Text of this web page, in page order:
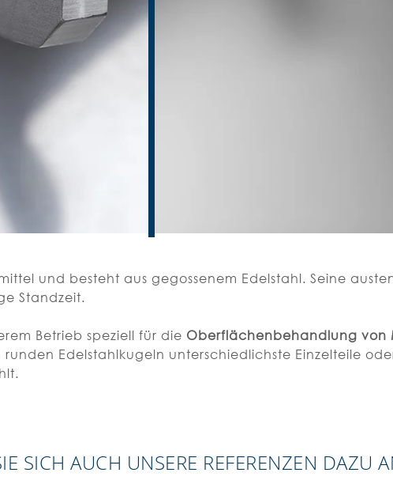
und besteht aus gegossenem Edelstahl. Seine
Standzeit.
Betrieb speziell für die Oberflächenbehandlung von
Edelstahlkugeln unterschiedlichste Einzelteile
SICH AUCH UNSERE REFERENZEN DAZU